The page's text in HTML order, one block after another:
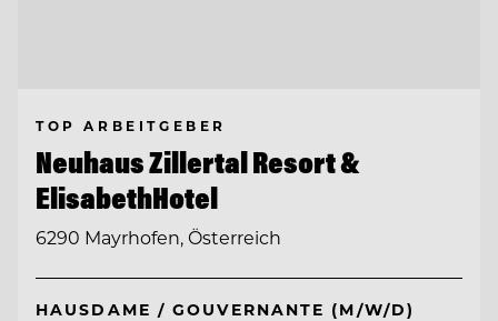
TOP ARBEITGEBER
Neuhaus Zillertal Resort &
ElisabethHotel
6290 Mayrhofen, Österreich
HAUSDAME / GOUVERNANTE (M/W/D)